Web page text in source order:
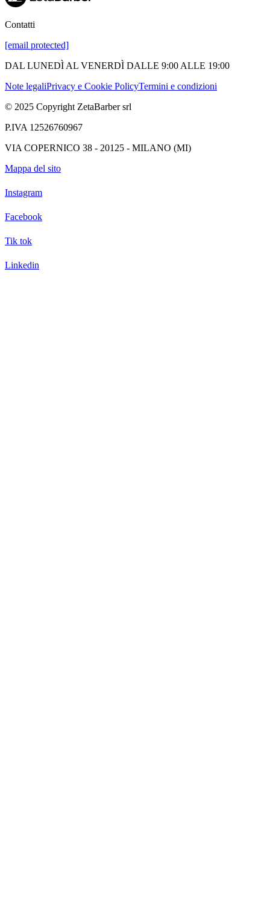
Contatti
[email protected]
DAL LUNEDÌ AL VENERDÌ DALLE 9:00 ALLE 19:00
Note legaliPrivacy e Cookie PolicyTermini e condizioni
© 2025 Copyright ZetaBarber srl
P.IVA 12526760967
VIA COPERNICO 38 - 20125 - MILANO (MI)
Mappa del sito
Instagram
Facebook
Tik tok
Linkedin